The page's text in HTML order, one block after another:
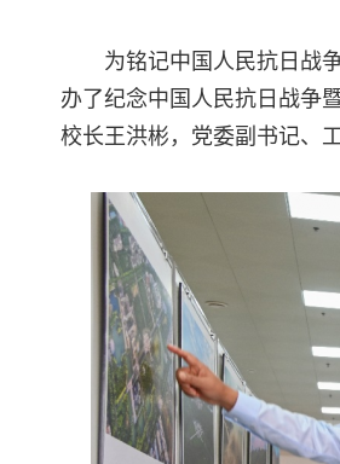
为铭记中国人民抗日战
办了纪念中国人民抗日战争
校长王洪彬，党委副书记、